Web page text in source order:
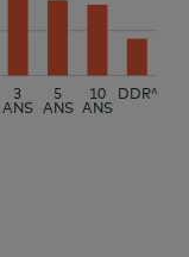
3
ANS
5
ANS
10
ANS
DDR^